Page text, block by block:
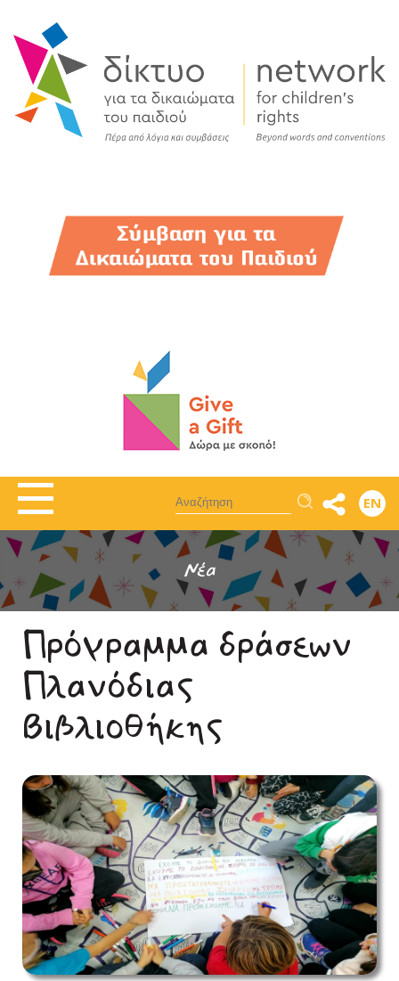
Αναζήτηση EN
Νέα
Πρόγραμμα δράσεων
Πλανόδιας
Βιβλιοθήκης